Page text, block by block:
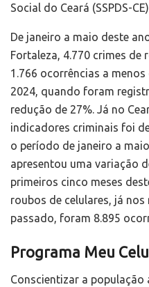
Social do Ceará (SSPDS-
De janeiro a maio deste
Fortaleza, 4.770 crimes de
1.766 ocorrências a
2024, quando foram
redução de 27%. Já no
indicadores criminais foi
o período de janeiro a
apresentou uma variação
primeiros cinco meses
roubos de celulares, já
passado, foram 8.895
Programa Meu
Conscientizar a